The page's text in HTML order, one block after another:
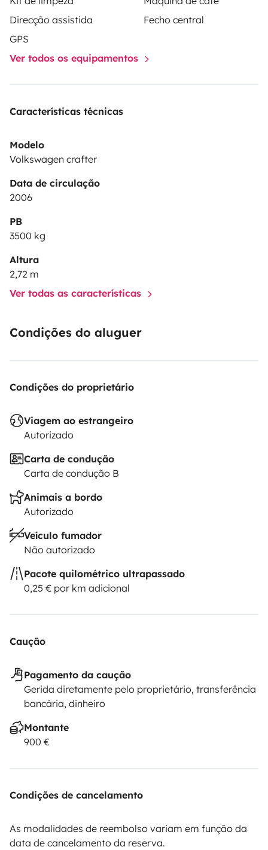
para escapadas, rutas y viajes improvisados
Direcção assistida
Fecho central
GPS
Ver todos os equipamentos
Características técnicas
Modelo
Volkswagen crafter
Data de circulação
2006
PB
3500 kg
Altura
2,72 m
Ver todas as características
Condições do aluguer
Condições do proprietário
Viagem ao estrangeiro
Autorizado
Carta de condução
Carta de condução B
Animais a bordo
Autorizado
Veículo fumador
Não autorizado
Pacote quilométrico ultrapassado
0,25 € por km adicional
Caução
Pagamento da caução
Gerida diretamente pelo proprietário, transferência
bancária, dinheiro
Montante
900 €
Condições de cancelamento
As modalidades de reembolso variam em função da
data de cancelamento da reserva.